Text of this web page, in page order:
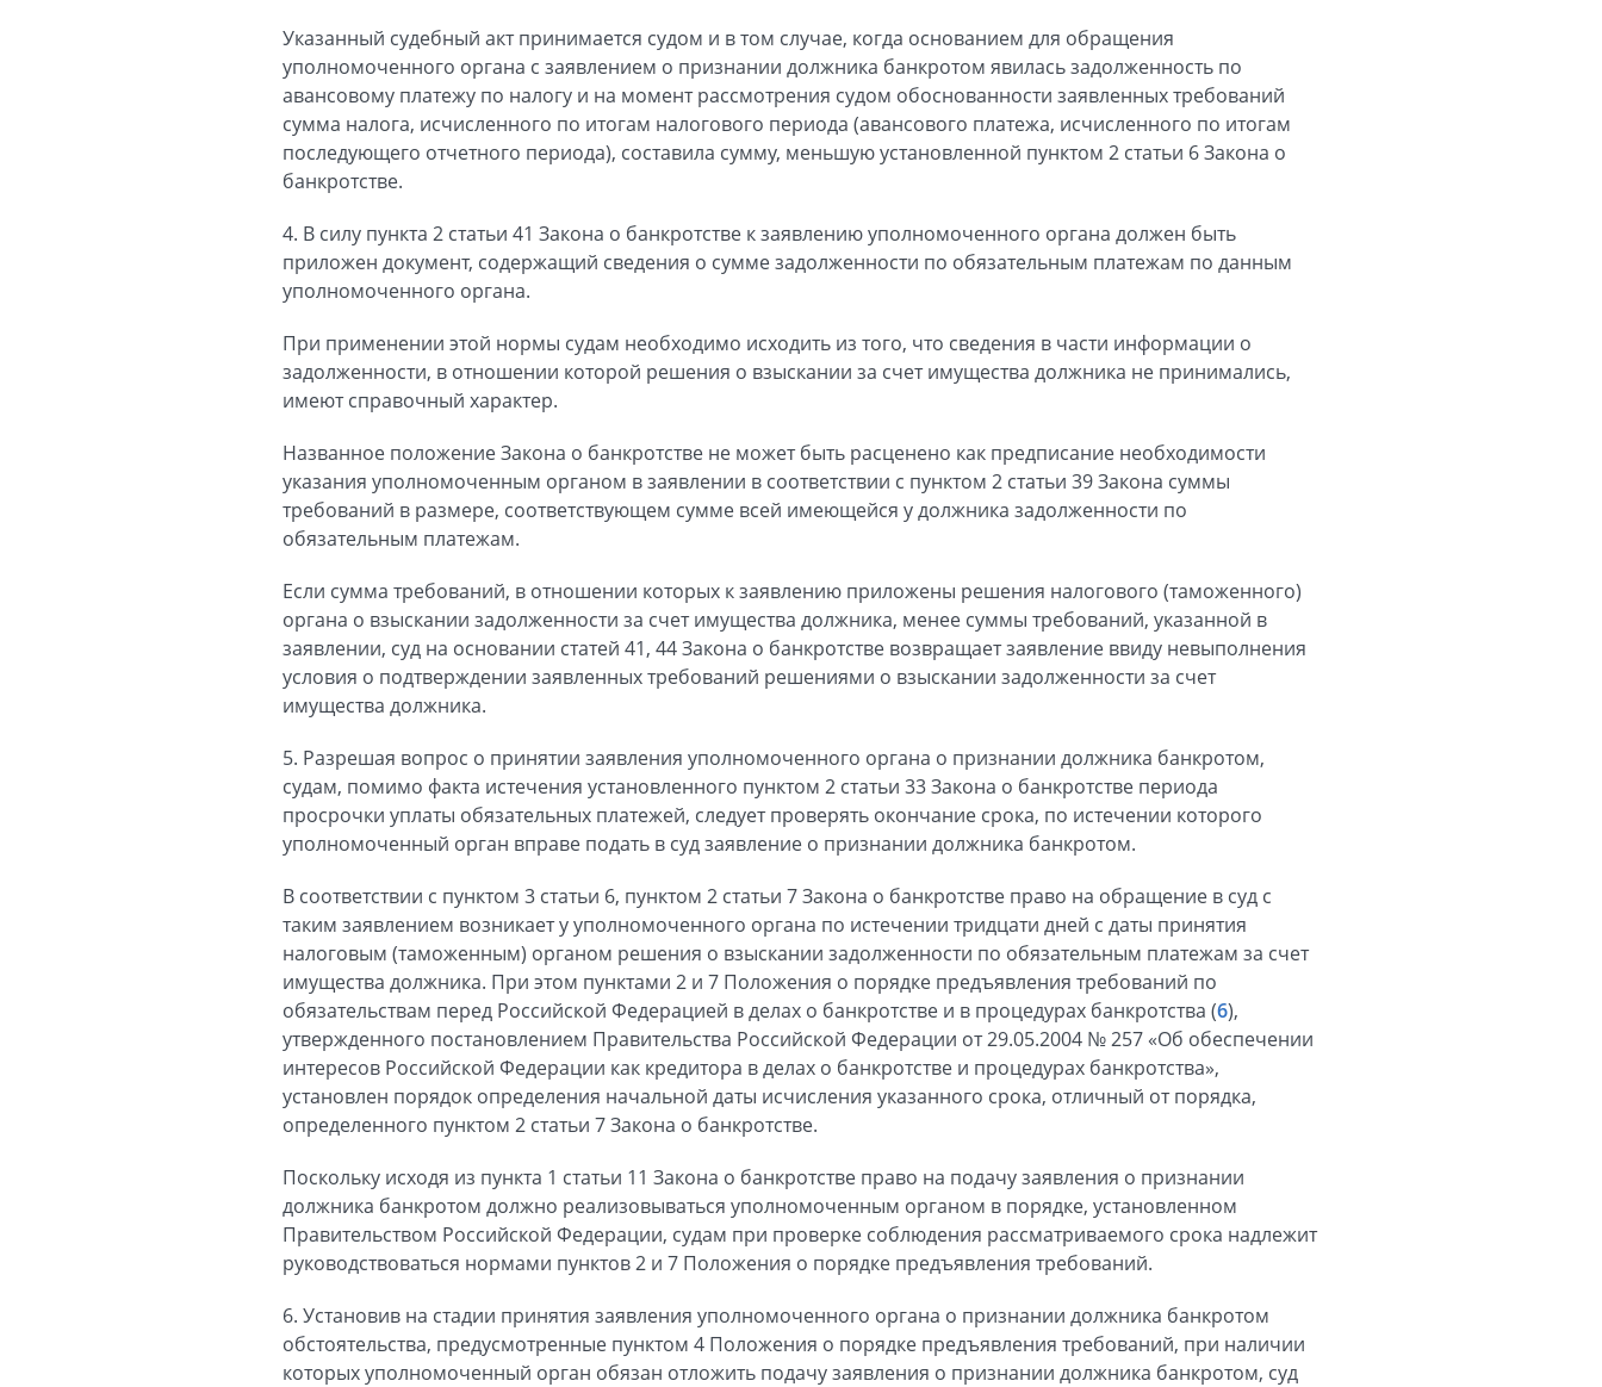
Указанный судебный акт принимается судом и в том случае, когда основанием для обращения
уполномоченного органа с заявлением о признании должника банкротом явилась задолженность по
авансовому платежу по налогу и на момент рассмотрения судом обоснованности заявленных требований
сумма налога, исчисленного по итогам налогового периода (авансового платежа, исчисленного по итогам
последующего отчетного периода), составила сумму, меньшую установленной пунктом 2 статьи 6 Закона о
банкротстве.
4. В силу пункта 2 статьи 41 Закона о банкротстве к заявлению уполномоченного органа должен быть
приложен документ, содержащий сведения о сумме задолженности по обязательным платежам по данным
уполномоченного органа.
При применении этой нормы судам необходимо исходить из того, что сведения в части информации о
задолженности, в отношении которой решения о взыскании за счет имущества должника не принимались,
имеют справочный характер.
Названное положение Закона о банкротстве не может быть расценено как предписание необходимости
указания уполномоченным органом в заявлении в соответствии с пунктом 2 статьи 39 Закона суммы
требований в размере, соответствующем сумме всей имеющейся у должника задолженности по
обязательным платежам.
Если сумма требований, в отношении которых к заявлению приложены решения налогового (таможенного)
органа о взыскании задолженности за счет имущества должника, менее суммы требований, указанной в
заявлении, суд на основании статей 41, 44 Закона о банкротстве возвращает заявление ввиду невыполнения
условия о подтверждении заявленных требований решениями о взыскании задолженности за счет
имущества должника.
5. Разрешая вопрос о принятии заявления уполномоченного органа о признании должника банкротом,
судам, помимо факта истечения установленного пунктом 2 статьи 33 Закона о банкротстве периода
просрочки уплаты обязательных платежей, следует проверять окончание срока, по истечении которого
уполномоченный орган вправе подать в суд заявление о признании должника банкротом.
В соответствии с пунктом 3 статьи 6, пунктом 2 статьи 7 Закона о банкротстве право на обращение в суд с
таким заявлением возникает у уполномоченного органа по истечении тридцати дней с даты принятия
налоговым (таможенным) органом решения о взыскании задолженности по обязательным платежам за счет
имущества должника. При этом пунктами 2 и 7 Положения о порядке предъявления требований по
обязательствам перед Российской Федерацией в делах о банкротстве и в процедурах банкротства (6),
утвержденного постановлением Правительства Российской Федерации от 29.05.2004 № 257 «Об обеспечении
интересов Российской Федерации как кредитора в делах о банкротстве и процедурах банкротства»,
установлен порядок определения начальной даты исчисления указанного срока, отличный от порядка,
определенного пунктом 2 статьи 7 Закона о банкротстве.
Поскольку исходя из пункта 1 статьи 11 Закона о банкротстве право на подачу заявления о признании
должника банкротом должно реализовываться уполномоченным органом в порядке, установленном
Правительством Российской Федерации, судам при проверке соблюдения рассматриваемого срока надлежит
руководствоваться нормами пунктов 2 и 7 Положения о порядке предъявления требований.
6. Установив на стадии принятия заявления уполномоченного органа о признании должника банкротом
обстоятельства, предусмотренные пунктом 4 Положения о порядке предъявления требований, при наличии
которых уполномоченный орган обязан отложить подачу заявления о признании должника банкротом, суд